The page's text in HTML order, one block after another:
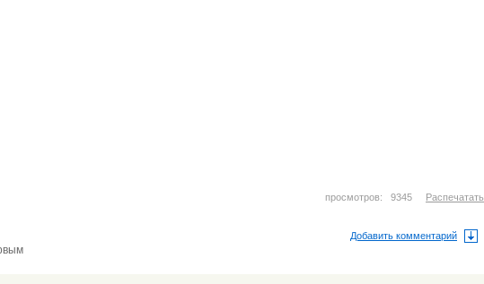
просмотров: 9345 Распечатать
Добавить комментарий